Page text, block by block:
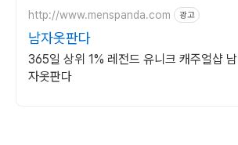
http://www.menspanda.com 광고
남자옷판다
365일 상위 1% 레전드 유니크 캐주얼샵 남
자옷판다